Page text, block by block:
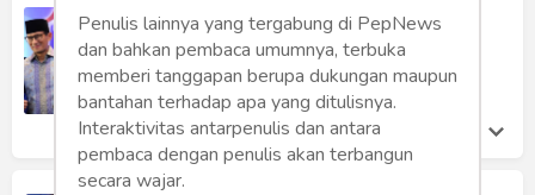
PAN "Ketiban" Durian Runtuh
Aji Najiullah Thaib
Sabtu 27 Apr, 2019
Penulis lainnya yang tergabung di PepNews
dan bahkan pembaca umumnya, terbuka
memberi tanggapan berupa dukungan maupun
bantahan terhadap apa yang ditulisnya.
Interaktivitas antarpenulis dan antara
pembaca dengan penulis akan terbangun
secara wajar.